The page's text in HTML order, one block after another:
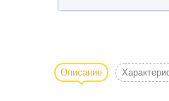
чёрный - это
глазурованный
Описание